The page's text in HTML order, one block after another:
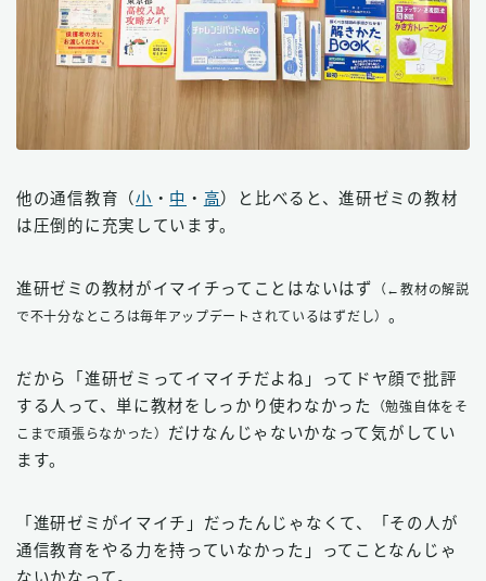
他の通信教育（小 ・ 中 ・ 高）と比べると、進研ゼミの教材
は圧倒的に充実しています。
進研ゼミの教材がイマイチってことはないはず
（←教材の解説
で不十分なところは毎年アップデートされているはずだし） 。
だから「進研ゼミってイマイチだよね」ってドヤ顔で批評
する人って、単に教材をしっかり使わなかった
（勉強自体をそ
こまで頑張らなかった） だけなんじゃないかなって気がしてい
ます。
「進研ゼミがイマイチ」だったんじゃなくて、「その人が
通信教育をやる力を持っていなかった」ってことなんじゃ